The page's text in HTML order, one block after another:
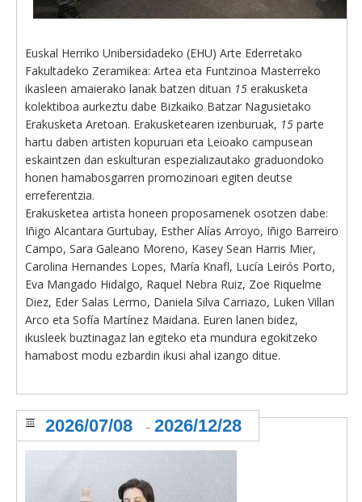
Euskal Herriko Unibersidadeko (EHU) Arte Ederretako
Fakultadeko Zeramikea: Artea eta Funtzinoa Masterreko
ikasleen amaierako lanak batzen dituan 15 erakusketa
kolektiboa aurkeztu dabe Bizkaiko Batzar Nagusietako
Erakusketa Aretoan. Erakusketearen izenburuak, 15 parte
hartu daben artisten kopuruari eta Leioako campusean
eskaintzen dan eskulturan espezializautako graduondoko
honen hamabosgarren promozinoari egiten deutse
erreferentzia.
Erakusketea artista honeen proposamenek osotzen dabe:
Iñigo Alcantara Gurtubay, Esther Alías Arroyo, Iñigo Barreiro
Campo, Sara Galeano Moreno, Kasey Sean Harris Mier,
Carolina Hernandes Lopes, María Knafl, Lucía Leirós Porto,
Eva Mangado Hidalgo, Raquel Nebra Ruiz, Zoe Riquelme
Diez, Eder Salas Lermo, Daniela Silva Carriazo, Luken Villan
Arco eta Sofía Martínez Maidana. Euren lanen bidez,
ikusleek buztinagaz lan egiteko eta mundura egokitzeko
hamabost modu ezbardin ikusi ahal izango ditue.
2026/07/08 - 2026/12/28